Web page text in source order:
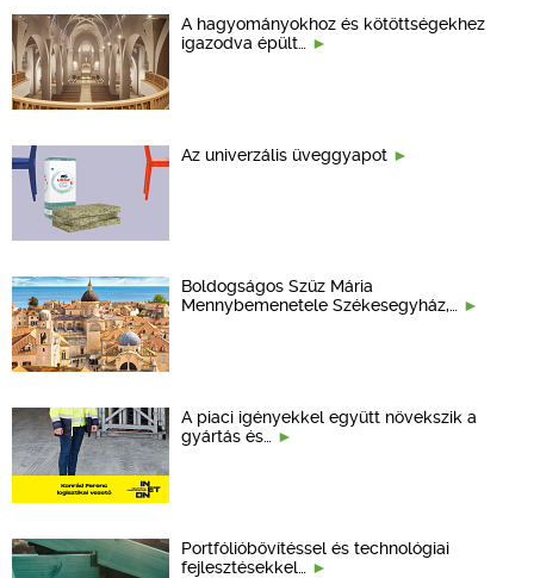
A hagyományokhoz és kötöttségekhez
igazodva épült…
Az univerzális üveggyapot
Boldogságos Szűz Mária
Mennybemenetele Székesegyház,…
A piaci igényekkel együtt növekszik a
gyártás és…
Portfólióbővítéssel és technológiai
fejlesztésekkel…